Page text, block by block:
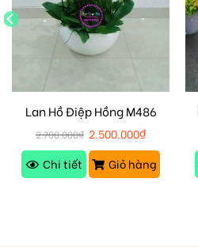
Lan Hồ Điệp Hồng M486
2.700.000₫ 2.500.000₫
Chi tiết
Giỏ hàng